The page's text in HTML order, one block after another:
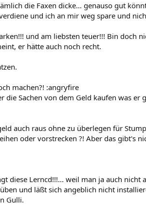
die Faxen dicke... genauso gut
und ich an mir weg spare und
und am liebsten teuer!!! Bin doch
er hätte auch noch recht.
machen?! :angryfire
die Sachen von dem Geld kaufen was
auch raus ohne zu überlegen für
oder vorstrecken ?! Aber das gibt's
diese Lerncd!!!... weil man ja auch nicht
und läßt sich angeblich nicht
Gulli.